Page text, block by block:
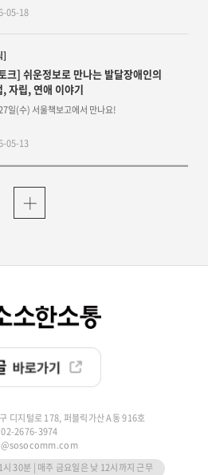
05-18
]
크] 쉬운정보로 만나는 발달장애인의
, 자립, 연애 이야기
일(수) 서울책보고에서 만나요!
05-13
디지털로 178, 퍼블릭가산 A동 916호
02-2676-3974
30분 | 매주 금요일은 낮 12시까지 근무